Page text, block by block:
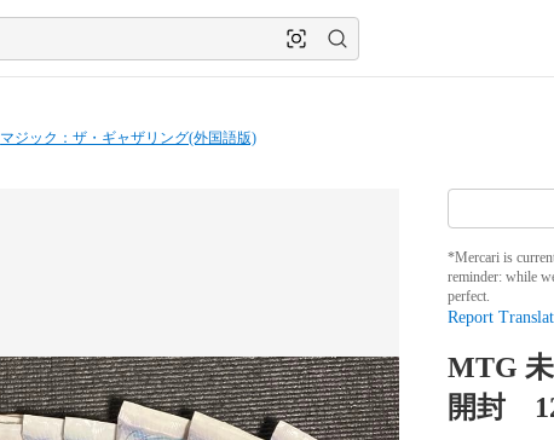
マジック：ザ・ギャザリング(外国語版)
*Mercari is
reminder: while
perfect.
Report
MTG
開封